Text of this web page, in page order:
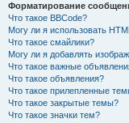
Форматирование
Что такое BBCode?
Могу ли я использовать
Что такое смайлики?
Могу ли я добавлять
Что такое важные
Что такое объявления?
Что такое прилепленные
Что такое закрытые темы?
Что такое значки тем?